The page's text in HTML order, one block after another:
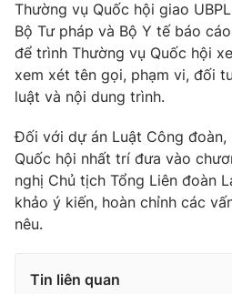
Thường vụ Quốc hội giao
Bộ Tư pháp và Bộ Y tế báo
để trình Thường vụ Quốc hội
xem xét tên gọi, phạm vi, đối
luật và nội dung trình.
Đối với dự án Luật Công đoàn,
Quốc hội nhất trí đưa vào
nghị Chủ tịch Tổng Liên đoàn
khảo ý kiến, hoàn chỉnh các
nêu.
Tin liên quan